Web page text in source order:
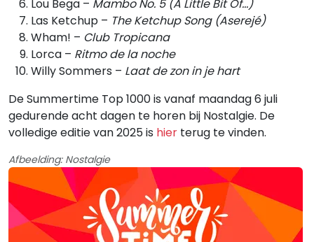
Lou Bega – Mambo No. 5 (A Little Bit Of…)
Las Ketchup – The Ketchup Song (Aserejé)
Wham! – Club Tropicana
Lorca – Ritmo de la noche
Willy Sommers – Laat de zon in je hart
De Summertime Top 1000 is vanaf maandag 6 juli
gedurende acht dagen te horen bij Nostalgie. De
volledige editie van 2025 is hier terug te vinden.
Afbeelding: Nostalgie
Gerelateerde hitlijsten